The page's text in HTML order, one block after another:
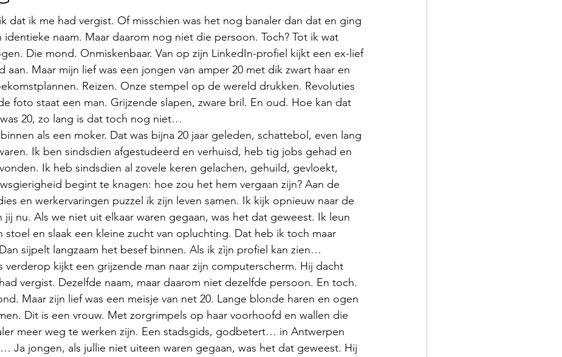
dat ik me had vergist. Of misschien was het nog banaler dan dat en ging
identieke naam. Maar daarom nog niet die persoon. Toch? Tot ik wat
Die mond. Onmiskenbaar. Van op zijn LinkedIn-profiel kijkt een ex-lief
aan. Maar mijn lief was een jongen van amper 20 met dik zwart haar en
Reizen. Onze stempel op de wereld drukken. Revoluties
foto staat een man. Grijzende slapen, zware bril. En oud. Hoe kan dat
20, zo lang is dat toch nog niet…
als een moker. Dat was bijna 20 jaar geleden, schattebol, even lang
Ik ben sindsdien afgestudeerd en verhuisd, heb tig jobs gehad en
Ik heb sindsdien al zovele keren gelachen, gehuild, gevloekt,
begint te knagen: hoe zou het hem vergaan zijn? Aan de
en werkervaringen puzzel ik zijn leven samen. Ik kijk opnieuw naar de
nu. Als we niet uit elkaar waren gegaan, was het dat geweest. Ik leun
stoel en slaak een kleine zucht van opluchting. Dat heb ik toch maar
sijpelt langzaam het besef binnen. Als ik zìjn profiel kan zien…
verderop kijkt een grijzende man naar zijn computerscherm. Hij dacht
vergist. Dezelfde naam, maar daarom niet dezelfde persoon. En toch.
Maar zijn lief was een meisje van net 20. Lange blonde haren en ogen
Dit is een vrouw. Met zorgrimpels op haar voorhoofd en wallen die
meer weg te werken zijn. Een stadsgids, godbetert… in Antwerpen
Ja jongen, als jullie niet uiteen waren gegaan, was het dat geweest. Hij